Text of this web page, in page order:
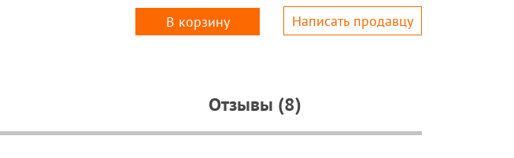
В корзину Написать продавцу
Отзывы (8)